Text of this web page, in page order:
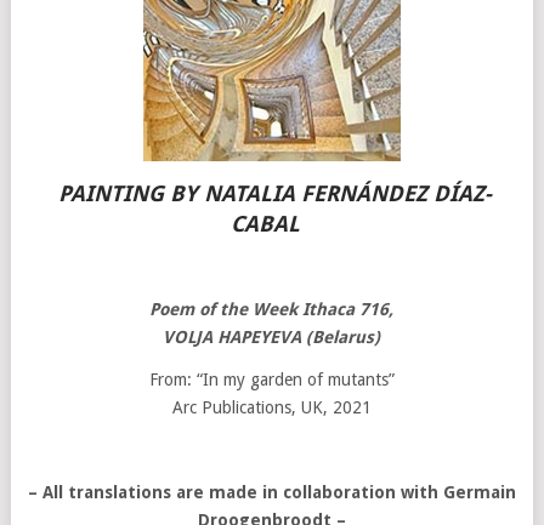
PAINTING BY NATALIA FERNÁNDEZ DÍAZ-
CABAL
Poem of the Week Ithaca 716,
VOLJA HAPEYEVA (Belarus)
From: “In my garden of mutants”
Arc Publications, UK, 2021
– All translations are made in collaboration with Germain
Droogenbroodt –